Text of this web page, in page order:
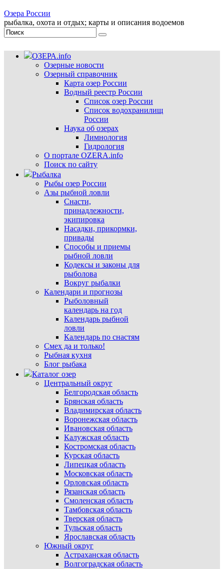
Озера России
рыбалка, охота и отдых; карты и описания водоемов
ОЗЕРА.info
Озерные новости
Озерный справочник
Карта озер России
Водный реестр России
Список озер России
Список водохранилищ
России
Наука об озерах
Лимнология
Гидрология
О портале OZERA.info
Поиск по сайту
Рыбалка
Рыбы озер России
Азы рыбной ловли
Снасти,
принадлежности,
экипировка
Насадки, прикормки,
привады
Способы и приемы
рыбной ловли
Кодексы и законы для
рыболова
Вокруг рыбалки
Календари и прогнозы
Рыболовный
календарь на год
Календарь рыбной
ловли
Календарь по снастям
Смех да и только!
Рыбная кухня
Блог рыбака
Каталог озер
Центральный округ
Белгородская область
Брянская область
Владимирская область
Воронежская область
Ивановская область
Калужская область
Костромская область
Курская область
Липецкая область
Московская область
Орловская область
Рязанская область
Смоленская область
Тамбовская область
Тверская область
Тульская область
Ярославская область
Южный округ
Астраханская область
Волгоградская область